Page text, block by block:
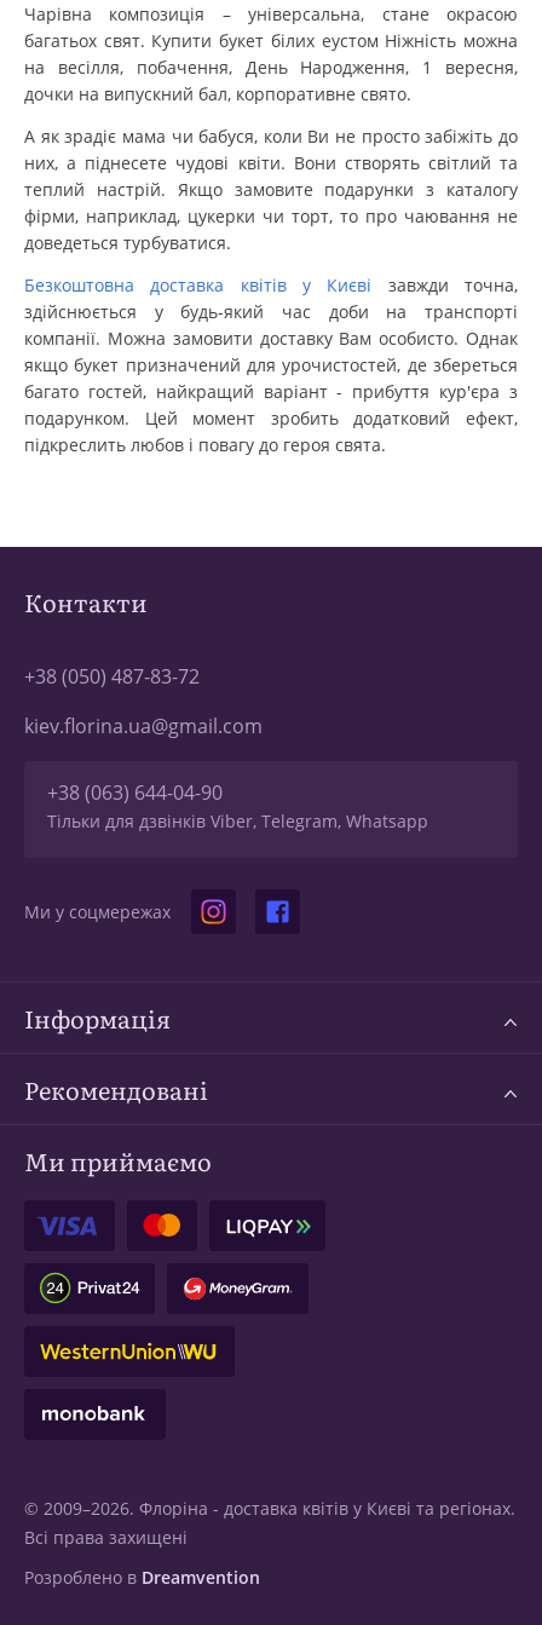
Чарівна композиція – універсальна, стане окрасою
багатьох свят. Купити букет білих еустом Ніжність можна
на весілля, побачення, День Народження, 1 вересня,
дочки на випускний бал, корпоративне свято.
А як зрадіє мама чи бабуся, коли Ви не просто забіжіть до
них, а піднесете чудові квіти. Вони створять світлий та
теплий настрій. Якщо замовите подарунки з каталогу
фірми, наприклад, цукерки чи торт, то про чаювання не
доведеться турбуватися.
Безкоштовна доставка квітів у Києві завжди точна,
здійснюється у будь-який час доби на транспорті
компанії. Можна замовити доставку Вам особисто. Однак
якщо букет призначений для урочистостей, де збереться
багато гостей, найкращий варіант - прибуття кур'єра з
подарунком. Цей момент зробить додатковий ефект,
підкреслить любов і повагу до героя свята.
Контакти
+38 (050) 487-83-72
kiev.florina.ua@gmail.com
+38 (063) 644-04-90
Тільки для дзвінків Viber, Telegram, Whatsapp
Ми у соцмережах
Інформація
Рекомендовані
Ми приймаємо
© 2009–2026. Флоріна - доставка квітів у Києві та регіонах.
Всі права захищені
Розроблено в Dreamvention